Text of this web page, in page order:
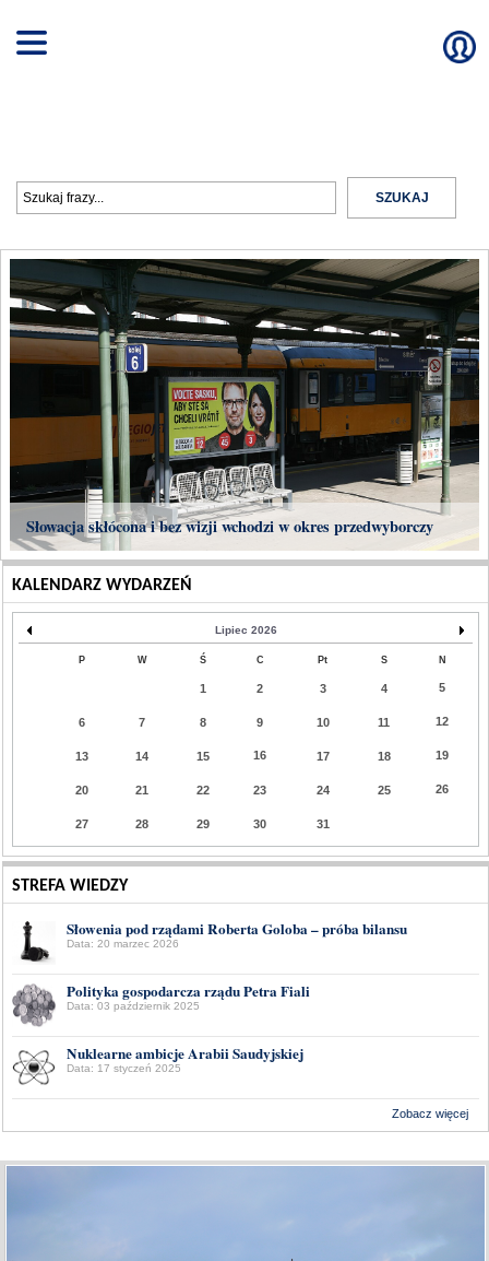
Słowacja skłócona i bez wizji wchodzi w okres przedwyborczy
KALENDARZ WYDARZEŃ
Lipiec 2026
P W Ś C Pt S N
1 2 3 4 5
6 7 8 9 10 11 12
13 14 15 16 17 18 19
20 21 22 23 24 25 26
27 28 29 30 31
STREFA WIEDZY
Słowenia pod rządami Roberta Goloba – próba bilansu
Data: 20 marzec 2026
Polityka gospodarcza rządu Petra Fiali
Data: 03 październik 2025
Nuklearne ambicje Arabii Saudyjskiej
Data: 17 styczeń 2025
Zobacz więcej